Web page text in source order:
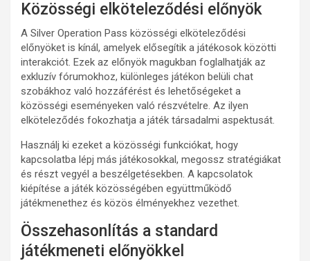
Közösségi elköteleződési előnyök
A Silver Operation Pass közösségi elköteleződési
előnyöket is kínál, amelyek elősegítik a játékosok közötti
interakciót. Ezek az előnyök magukban foglalhatják az
exkluzív fórumokhoz, különleges játékon belüli chat
szobákhoz való hozzáférést és lehetőségeket a
közösségi eseményeken való részvételre. Az ilyen
elköteleződés fokozhatja a játék társadalmi aspektusát.
Használj ki ezeket a közösségi funkciókat, hogy
kapcsolatba lépj más játékosokkal, megossz stratégiákat
és részt vegyél a beszélgetésekben. A kapcsolatok
kiépítése a játék közösségében együttműködő
játékmenethez és közös élményekhez vezethet.
Összehasonlítás a standard
játékmeneti előnyökkel